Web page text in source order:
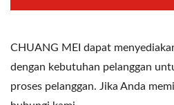
CHUANG MEI dapat
dengan kebutuhan pelanggan
proses pelanggan. Jika Anda